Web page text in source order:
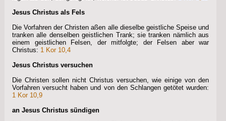
Jesus Christus als Fels
Die Vorfahren der Christen aßen alle dieselbe geistliche Speise und
tranken alle denselben geistlichen Trank; sie tranken nämlich aus
einem geistlichen Felsen, der mitfolgte; der Felsen aber war
Christus: 1 Kor 10,4
Jesus Christus versuchen
Die Christen sollen nicht Christus versuchen, wie einige von den
Vorfahren versucht haben und von den Schlangen getötet wurden:
1 Kor 10,9
an Jesus Christus sündigen